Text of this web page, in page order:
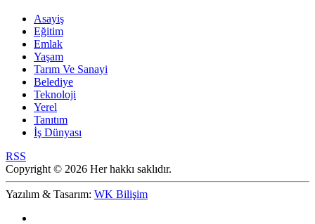
Asayiş
Eğitim
Emlak
Yaşam
Tarım Ve Sanayi
Belediye
Teknoloji
Yerel
Tanıtım
İş Dünyası
RSS
Copyright © 2026 Her hakkı saklıdır.
Yazılım & Tasarım: WK Bilişim